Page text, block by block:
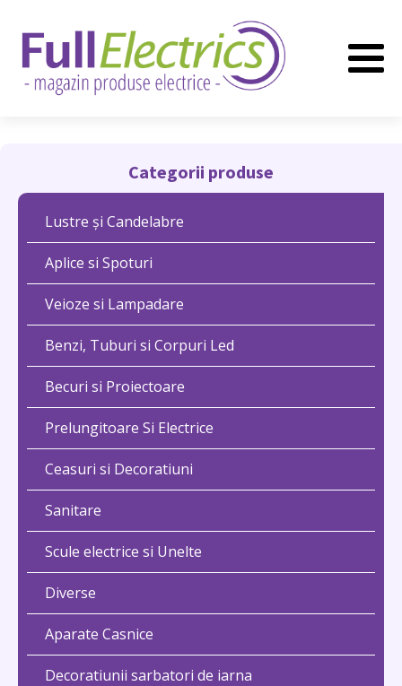
Categorii produse
Lustre și Candelabre
Aplice si Spoturi
Veioze si Lampadare
Benzi, Tuburi si Corpuri Led
Becuri si Proiectoare
Prelungitoare Si Electrice
Ceasuri si Decoratiuni
Sanitare
Scule electrice si Unelte
Diverse
Aparate Casnice
Decoratiunii sarbatori de iarna